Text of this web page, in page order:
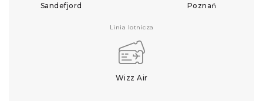
Sandefjord Poznań
Linia lotnicza
Wizz Air